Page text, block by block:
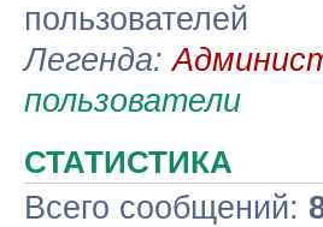
пользователей
Легенда:
пользователи
СТАТИСТИКА
Всего сообщений: